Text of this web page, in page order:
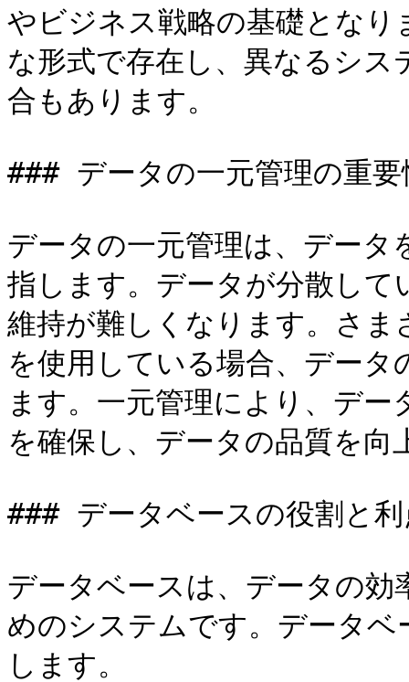
やビジネス戦略の基礎とな
な形式で存在し、異なるシ
合もあります。
### データの一元管理の重要
データの一元管理は、データ
指します。データが分散して
維持が難しくなります。さ
を使用している場合、デー
ます。一元管理により、デ
を確保し、データの品質を
### データベースの役割と利
データベースは、データの
めのシステムです。データ
します。